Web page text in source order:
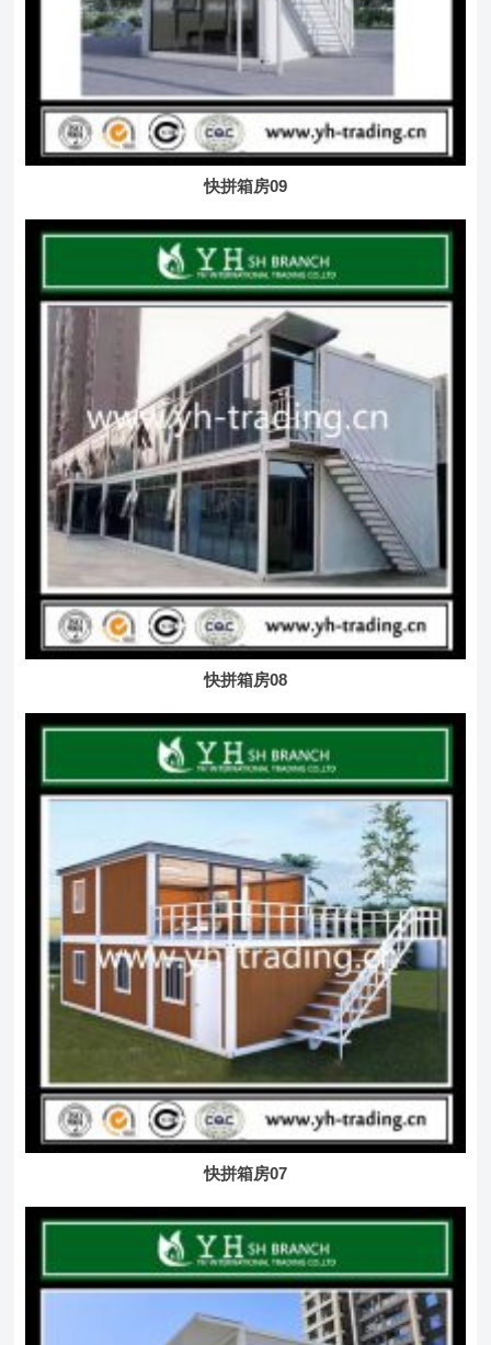
快拼箱房09
快拼箱房08
快拼箱房07